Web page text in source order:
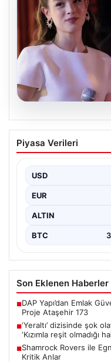
‘Yeraltı’
duyurusunda
Piyasa Verileri
USD
EUR
ALTIN
BTC
Son Eklenen Haberler
■DAP Yapı’dan Emlak
Proje Ataşehir 173
■‘Yeraltı’ dizisinde şok
‘Kızımla reşit olmadığı
■Shamrock Rovers ile
Kritik Anlar